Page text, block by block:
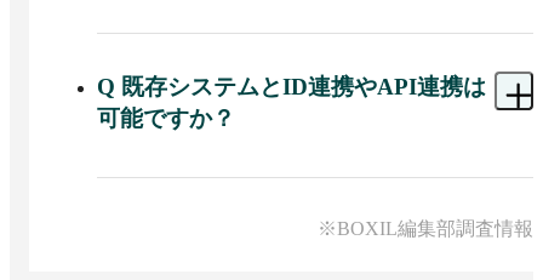
用できず、全機能を使う場合は本契約用のサイト
また、トライアル環境と本番環境は別環境とな
り、トライアル中のデータは本番環境へ引き継が
A Cloud Campus単体にはリアルタイム配信機能は
ンテンツとして登録して案内できますが、取得で
きる履歴はURLにアクセスした事実のみで、実際
にどの程度ライブ受講したかまでは把握できませ
は受講完了として扱われます。
Q 既存システムとID連携やAPI連携は
可能ですか？
A Cloud Campusは既存システムとのID連携・デー
の統合認証基盤を利用してシングルサインオンが
※BOXIL編集部調査情報